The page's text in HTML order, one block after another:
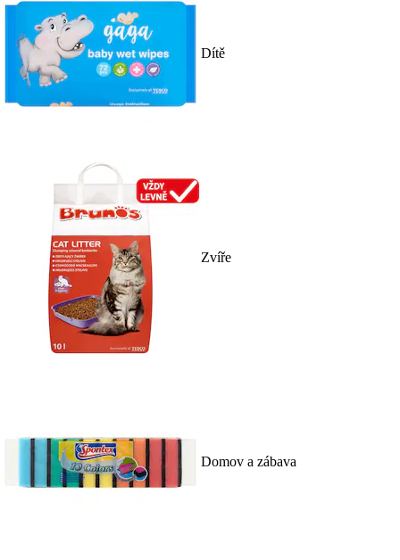
Dítě
Zvíře
Domov a zábava